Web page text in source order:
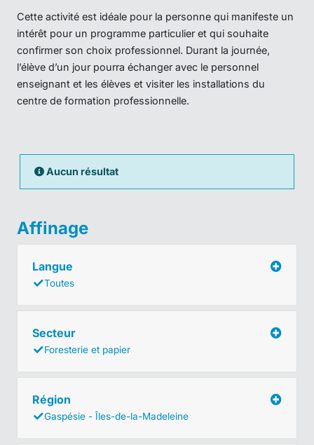
Cette activité est idéale pour la personne qui manifeste un
intérêt pour un programme particulier et qui souhaite
confirmer son choix professionnel. Durant la journée,
l’élève d’un jour pourra échanger avec le personnel
enseignant et les élèves et visiter les installations du
centre de formation professionnelle.
Aucun résultat
Affinage
Langue
Toutes
Secteur
Foresterie et papier
Région
Gaspésie - Îles-de-la-Madeleine